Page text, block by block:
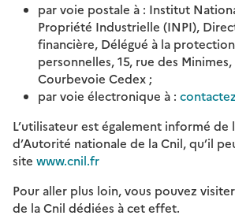
par voie postale à : Institut
Propriété Industrielle (INPI),
financière, Délégué à la
personnelles, 15, rue des
Courbevoie Cedex ;
par voie électronique à :
L’utilisateur est également informé de
d’Autorité nationale de la Cnil, qu’il
site www.cnil.fr
Pour aller plus loin, vous pouvez
de la Cnil dédiées à cet effet.